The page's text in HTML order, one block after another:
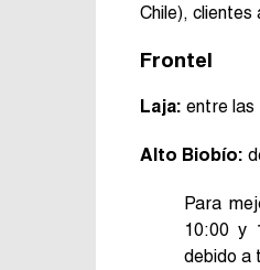
Chile),
Frontel
Laja: entre las
Alto Biobío:
Para
10:00 y
debido a